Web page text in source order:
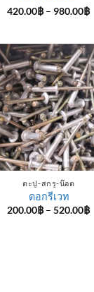
ให้คะแนน
420.00฿ – 980.00฿
ตะปู-สกรู-น๊อต
ดอกรีเวท
200.00฿ – 520.00฿